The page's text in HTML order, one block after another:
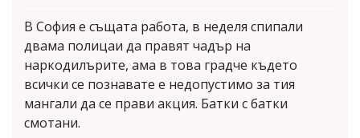
В София е същата работа, в неделя спипали
двама полицаи да правят чадър на
наркодилърите, ама в това градче където
всички се познавате е недопустимо за тия
мангали да се прави акция. Батки с батки
смотани.